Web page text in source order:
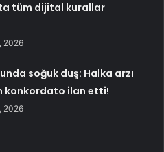
tüm dijital kurallar
2026
soğuk duş: Halka arzı
konkordato ilan etti!
2026